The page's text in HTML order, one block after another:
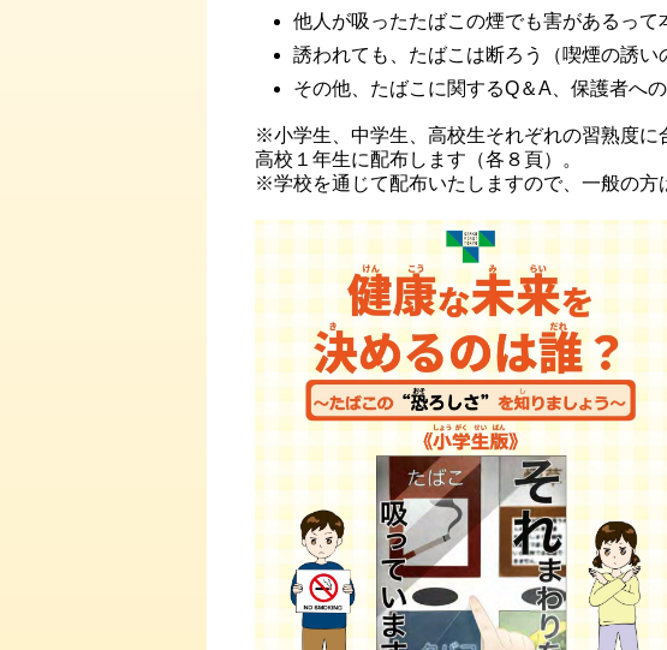
他人が吸ったたばこの煙でも害があるって
誘われても、たばこは断ろう（喫煙の誘い
その他、たばこに関するQ＆A、保護者へ
※小学生、中学生、高校生それぞれの習熟度に
高校１年生に配布します（各８頁）。
※学校を通じて配布いたしますので、一般の方